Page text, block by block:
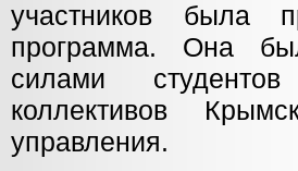
участников была
программа. Она
силами
коллективов
управления.